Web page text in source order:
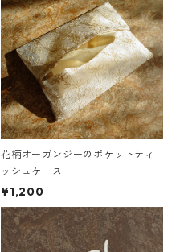
花柄オーガンジーのポケットティ
ッシュケース
¥1,200